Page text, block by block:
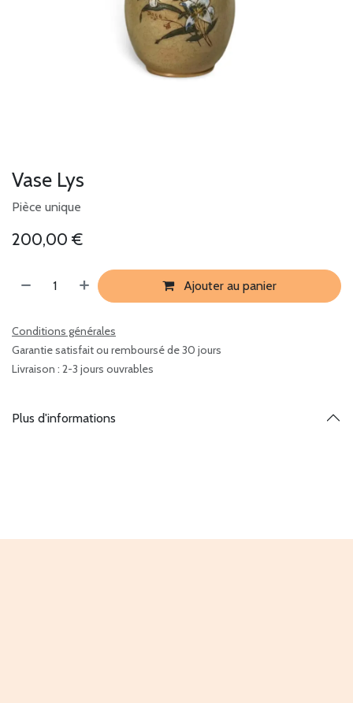
Vase Lys
Pièce unique
200,00 €
Ajouter au panier
Conditions générales
Garantie satisfait ou remboursé de 30 jours
Livraison : 2-3 jours ouvrables
Plus d'informations